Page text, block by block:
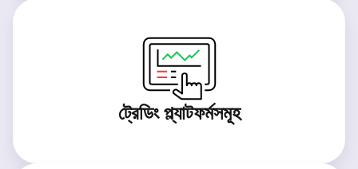
ট্রেডিং প্ল্যাটফর্মসমূহ